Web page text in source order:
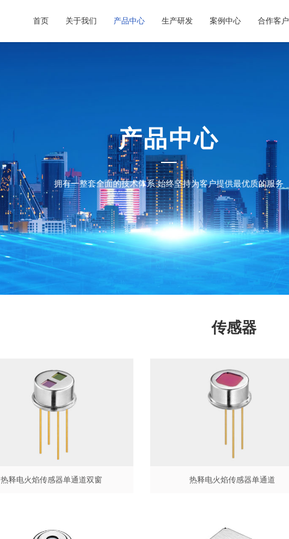
首页 关于我们 产品中心 生产研发 案例中心 合作客户
产品中心
拥有一整套全面的技术体系 始终坚持为客户提供最优质的服务
传感器
热释电火焰传感器单通道双窗 热释电火焰传感器单通道